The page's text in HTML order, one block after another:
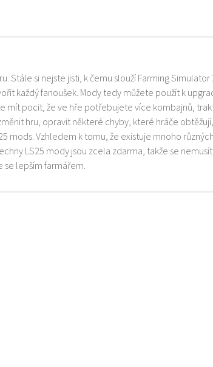
si nejste jisti, k čemu slouží Farming Simulator
každý fanoušek. Mody tedy můžete použít k
mít pocit, že ve hře potřebujete více kombajnů,
hru, opravit některé chyby, které hráče
mods. Vzhledem k tomu, že existuje mnoho
LS25 mody jsou zcela zdarma, takže se
se lepším farmářem.